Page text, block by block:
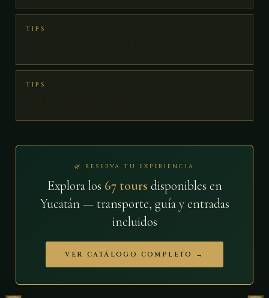
TIPS
TIPS
🌿 RESERVA TU EXPERIENCIA
Explora los 67 tours disponibles en
Yucatán — transporte, guía y entradas
incluidos
VER CATÁLOGO COMPLETO →